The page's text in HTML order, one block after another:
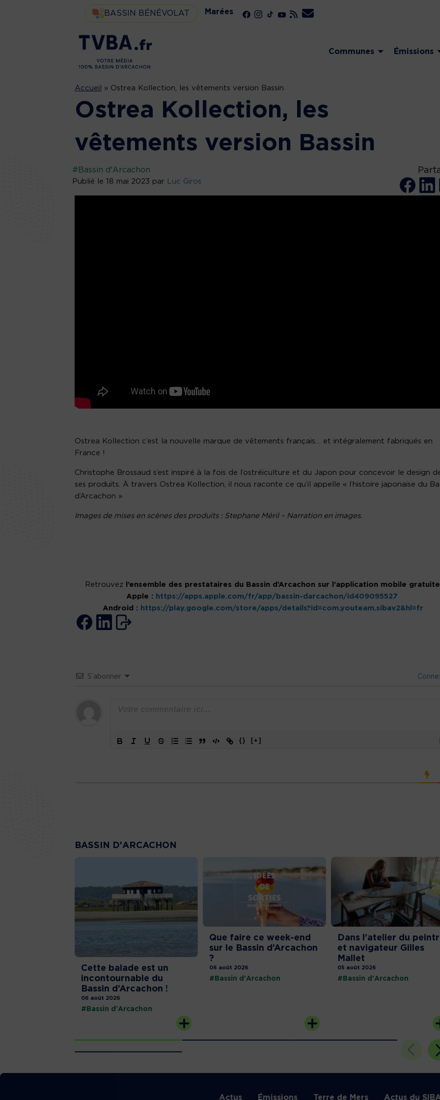
BASSIN BÉNÉVOLAT Marées
Communes Émissions
Accueil » Ostrea Kollection, les vêtements version Bassin
Ostrea Kollection, les
vêtements version Bassin
#Bassin d'Arcachon
Publié le 18 mai 2023 par Luc Giros
Ostrea Kollection c’est la nouvelle marque de vêtements français… et intégralement fabriqués en
France !
Christophe Brossaud s’est inspiré à la fois de l’ostréiculture et du Japon pour concevoir le design
ses produits. À travers Ostrea Kollection, il nous raconte ce qu’il appelle « l’histoire japonaise du
d’Arcachon »
Images de mises en scènes des produits : Stephane Méril – Narration en images.
Retrouvezl’ensemble des prestataires du Bassin d’Arcachon sur l’application mobile
Apple : https://apps.apple.com/fr/app/bassin-darcachon/id409095527
Android : https://play.google.com/store/apps/details?id=com.youteam.sibav2&hl=fr
S’abonner
{} [+]
BASSIN D'ARCACHON
Cette balade est un
incontournable du
Bassin d’Arcachon !
06 août 2026
#Bassin d'Arcachon
Que faire ce week-end
sur le Bassin d’Arcachon
?
06 août 2026
#Bassin d'Arcachon
Dans l’atelier du
et navigateur Gilles
Mallet
05 août 2026
#Bassin d'Arcachon
Actus Émissions Terre de Mers Actus du